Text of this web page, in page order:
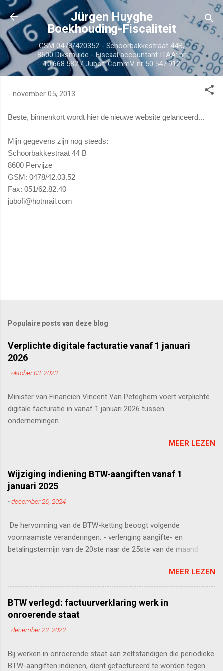
Doorgaan naar hoofdcontent
Jürgen Huyghe
Boekhouding-Fiscaliteit
GSM 0478/420352 - Schoorbakkestraat 44B,
8600 Diksmuide - Fiscaal accountant ITAA: nr
10.668.582 / Jubofi CommV nr 50.547.912
- november 05, 2013
Beste, binnenkort wordt hier de nieuwe website gelanceerd...
Mijn gegevens zijn nog steeds:
Schoorbakkestraat 44 B
8600 Pervijze
GSM: 0478/42.03.52
Fax: 051/62.82.40
jubofi@hotmail.com
Populaire posts van deze blog
Verplichte digitale facturatie vanaf 1 januari
2026
-oktober 03, 2023
Minister van Financiën Vincent Van Peteghem voert verplichte
digitale facturatie in vanaf 1 januari 2026 tussen
ondernemingen.
MEER LEZEN
Wijziging indiening BTW-aangiften vanaf 1
januari 2025
-december 26, 2024
De hervorming van de BTW-ketting beoogt volgende
voornaamste veranderingen: - verlenging aangifte- en
betalingstermijn van de 20ste naar de 25ste van de maand
maandaangevers blijft de 20ste de datum - invoering van de
provisierekening ter vervanging van de BTW rekening-courant
vanaf 1 mei 2025 - invoering van vervangende BTW-aangifte
maandelijks teruggave voor maandaangevers, ...
MEER LEZEN
BTW verlegd: factuurverklaring werk in
onroerende staat
-december 22, 2022
Bij werken in onroerende staat aan zelfstandigen die periodieke
BTW-aangiften indienen, dient gefactureerd te worden tegen